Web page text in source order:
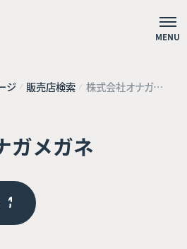
MENU
ジ 販売店検索 株式会社オナガメ
ガネ
ガメガネ